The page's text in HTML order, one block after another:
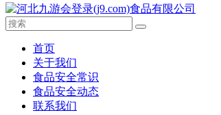
首页
关于我们
食品安全常识
食品安全动态
联系我们